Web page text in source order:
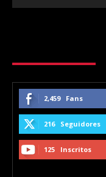
2,459 Fans
216 Seguidores
125 Inscritos